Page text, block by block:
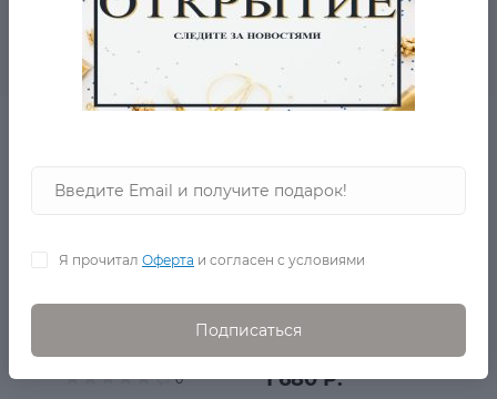
Рекомендуемые товары
0 1 680 Р.
Я прочитал Оферта и согласен с условиями
Подписаться